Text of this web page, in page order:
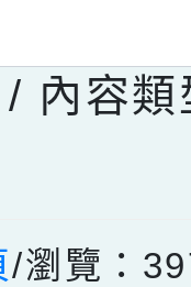
容會更
內容類
/瀏覽：